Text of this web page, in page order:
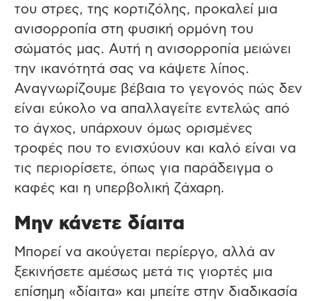
του στρες, της κορτιζόλης, προκαλεί μια
ανισορροπία στη φυσική ορμόνη του
σώματός μας. Αυτή η ανισορροπία μειώνει
την ικανότητά σας να κάψετε λίπος.
Αναγνωρίζουμε βέβαια το γεγονός πώς δεν
είναι εύκολο να απαλλαγείτε εντελώς από
το άγχος, υπάρχουν όμως ορισμένες
τροφές που το ενισχύουν και καλό είναι να
τις περιορίσετε, όπως για παράδειγμα ο
καφές και η υπερβολική ζάχαρη.
Μην κάνετε δίαιτα
Μπορεί να ακούγεται περίεργο, αλλά αν
ξεκινήσετε αμέσως μετά τις γιορτές μια
επίσημη «δίαιτα» και μπείτε στην διαδικασία